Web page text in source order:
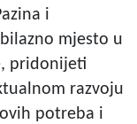
i
mjesto u
pridonijeti
razvoju
potreba i